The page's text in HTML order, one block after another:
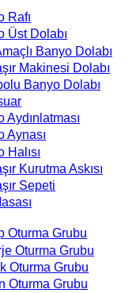
Rafı
Üst Dolabı
Banyo Dolabı
Makinesi Dolabı
Banyo Dolabı
Aydınlatması
Aynası
Halısı
Kurutma Askısı
Sepeti
Oturma Grubu
Oturma Grubu
Oturma Grubu
Oturma Grubu